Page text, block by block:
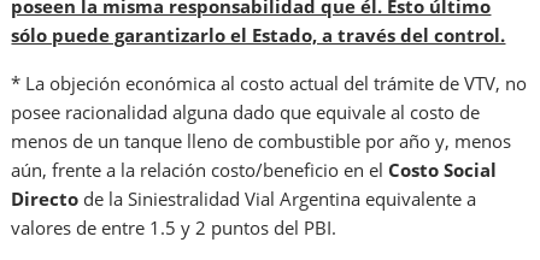
poseen la misma responsabilidad que él. Esto último
sólo puede garantizarlo el Estado, a través del control.
* La objeción económica al costo actual del trámite de VTV, no
posee racionalidad alguna dado que equivale al costo de
menos de un tanque lleno de combustible por año y, menos
aún, frente a la relación costo/beneficio en el Costo Social
Directo de la Siniestralidad Vial Argentina equivalente a
valores de entre 1.5 y 2 puntos del PBI.